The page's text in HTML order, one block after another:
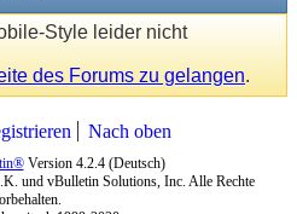
Style leider nicht
des Forums zu gelangen.
Nach oben
Version 4.2.4 (Deutsch)
und vBulletin Solutions, Inc. Alle Rechte